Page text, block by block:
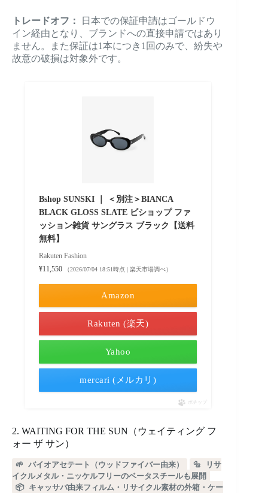
トレードオフ：
日本での保証申請はゴールドウ
イン経由となり、ブランドへの直接申請ではあり
ません。また保証は1本につき1回のみで、紛失や
故意の破損は対象外です。
Bshop SUNSKI ｜ ＜別注＞BIANCA
BLACK GLOSS SLATE ビショップ ファ
ッション雑貨 サングラス ブラック【送料
無料】
Rakuten Fashion
¥11,550
（2026/07/04 18:51時点 | 楽天市場調べ）
Amazon
Rakuten (楽天)
Yahoo
mercari (メルカリ)
ポチップ
2. WAITING FOR THE SUN（ウェイティング フ
ォー ザ サン）
🌱 バイオアセテート（ウッドファイバー由来）
🔩 リサ
イクルメタル・ニッケルフリーのベータスチールも展開
📦 キャッサバ由来フィルム・リサイクル素材の外箱・ケー